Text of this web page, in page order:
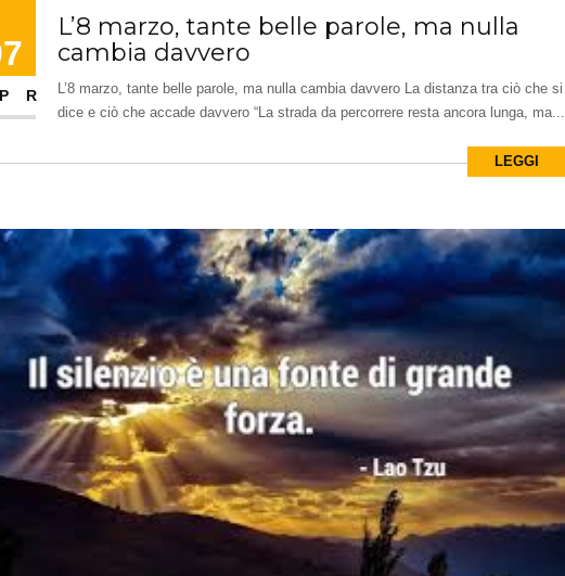
L’8 marzo, tante belle parole, ma nulla
cambia davvero
L’8 marzo, tante belle parole, ma nulla cambia davvero La distanza tra ciò che si
dice e ciò che accade davvero “La strada da percorrere resta ancora lunga, ma...
LEGGI